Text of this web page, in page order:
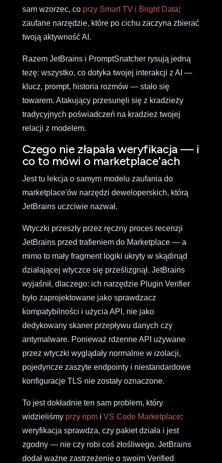
sam wzorzec, co przy Smart TV i Bright Data:
zaufane narzędzie, które po cichu zaczyna zbierać
twoją aktywność AI.
Razem JetBrains i PromptSnatcher rysują jedną
tezę: wszystko, co dotyka twojej interakcji z AI —
klucz, prompt, historia rozmów — stało się
towarem. Atakujący przesunęli się z kradzieży
tradycyjnych poświadczeń na kradzież twojej
relacji z modelem.
Czego nie złapała weryfikacja — i
co to mówi o marketplace'ach
Jest tu lekcja o samym modelu zaufania do
marketplace'ów narzędzi deweloperskich, którą
JetBrains uczciwie nazwał.
Wtyczki przeszły przez ręczny proces recenzji
JetBrains przed trafieniem do Marketplace — a
mimo to mały fragment logiki ukryty w skądinąd
działającej wtyczce się prześlizgnął. JetBrains
wyjaśnił, dlaczego: ich narzędzie Plugin Verifier
było zaprojektowane jako sprawdzacz
kompatybilności i użycia API, nie jako
dedykowany skaner przepływu danych czy
antymalware. Ponieważ rdzenne API używane
przez wtyczki wyglądały normalnie w izolacji,
pojedyncze zaszyte endpointy i niestandardowe
konfiguracje TLS nie zostały oznaczone.
To jest dokładnie ten sam problem, który
widzieliśmy przy npmi VS Code Marketplace:
weryfikacja sprawdza, czy pakiet działa i jest
zgodny — nie czy robi coś złośliwego. JetBrains
dodał ważne zastrzeżenie o swoim Verified